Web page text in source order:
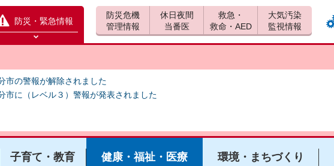
防災・緊急情報
防災緊急情報を開く
市の警報が解除されました
市に（レベル３）警報が発表されました
防災危機
管理情報
休日夜間
当番医
救急・
救命・AED
大気汚染
監視情報
子育て・教育 健康・福祉・医療 環境・まちづくり